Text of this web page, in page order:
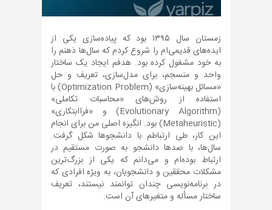
زمستان سال ۱۳۹۵ بود که پیاده‌سازی یکی از
ایده‌های قدیمی‌ام را شروع کردم که سال‌ها ذهنم را
به خود مشغول کرده بود. هدفم ایجاد یک ساختار
واحد و منسجم، برای مدل‌سازی، تعریف و حل
«مسائل بهینه‌سازی» (Optimization Problem) با
استفاده از روش‌های «محاسبات تکاملی»
(Evolutionary Algorithm) و «فراابتکاری»
(Metaheuristic) بود. انگیزه اصلی من برای انجام
این کار، طی ارتباطم با دانشجوها شکل گرفت.
سال‌ها، با صدها دانشجو به صورت مستقیم در
ارتباط بوده‌ام و می‌دانم که یکی از بزرگ‌ترین
مشکلات محققین و دانشجویان، به ویژه افرادی که
در برنامه‌نویسی چندان توانمند نیستند، تعریف
ساختار مسأله و متغیرهای آن است.